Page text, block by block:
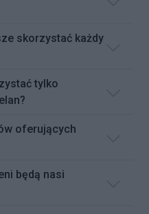
skorzystać każdy
tylko
oferujących
będą nasi